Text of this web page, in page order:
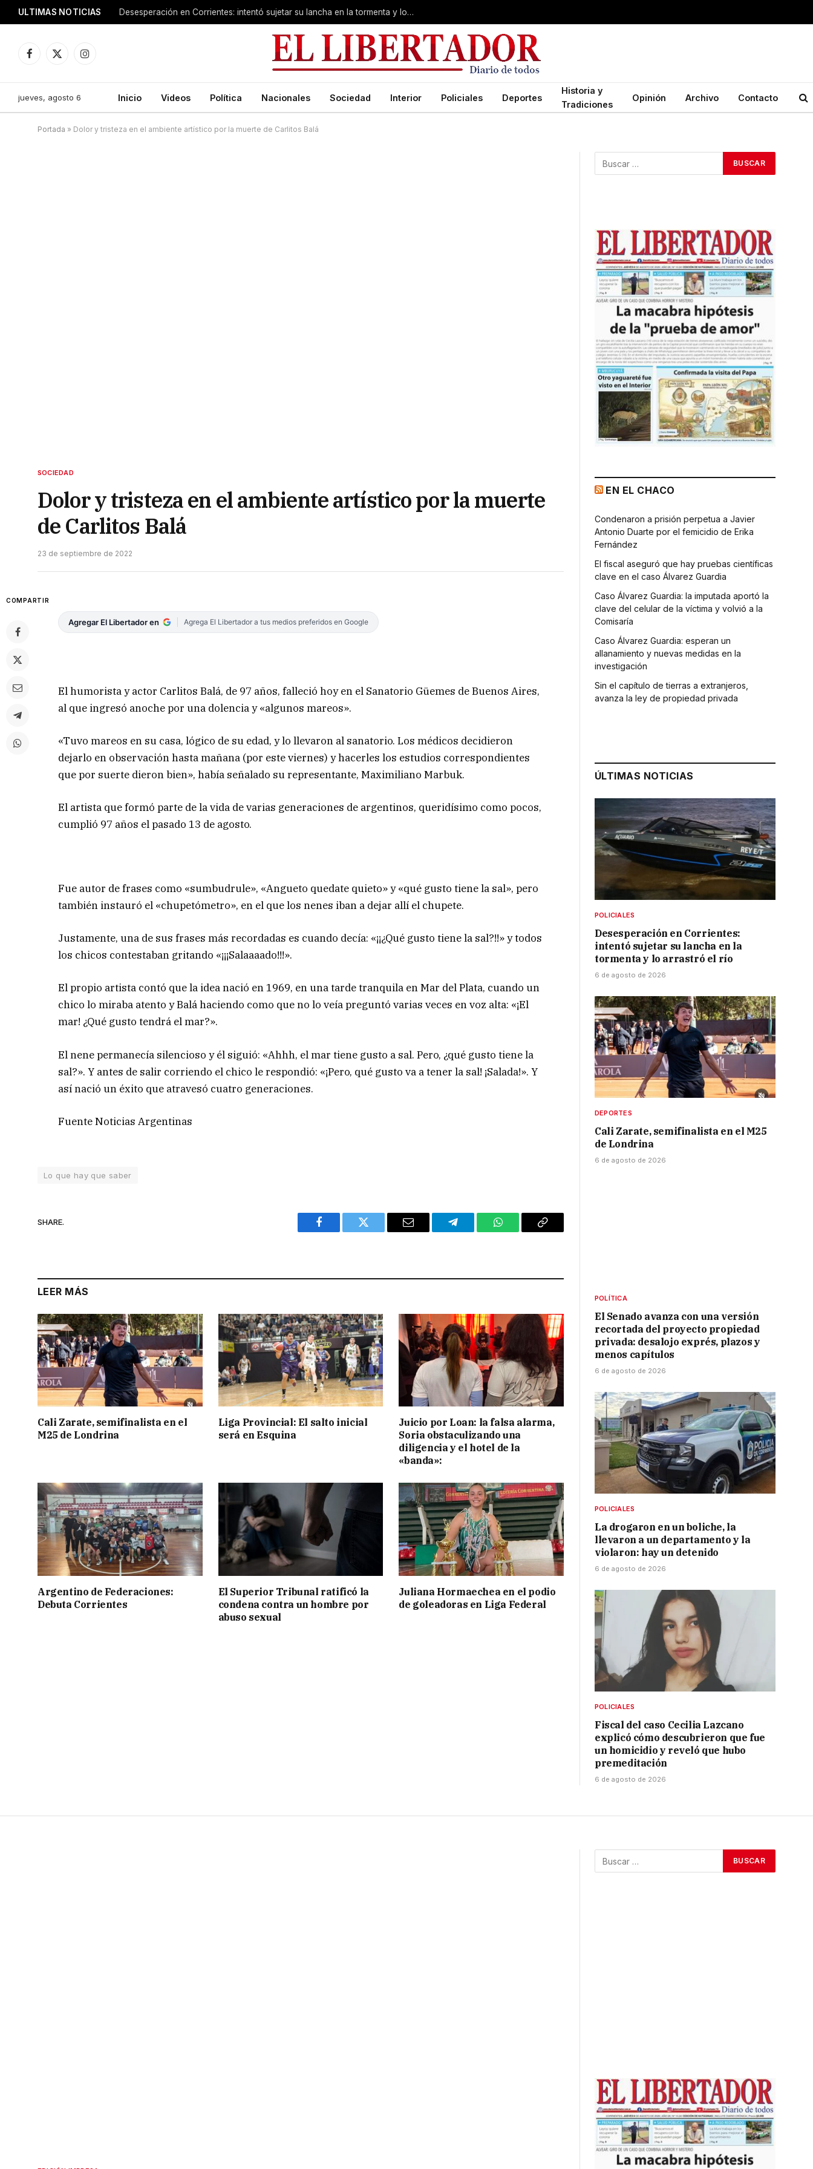
ULTIMAS NOTICIAS Desesperación en Corrientes: intentó sujetar su lancha en la tormenta y lo arrastró el río
Facebook
X
Instagram
jueves, agosto 6 Inicio Videos Política Nacionales Sociedad Interior Policiales Deportes
Historia y
Tradiciones
Opinión Archivo Contacto
Portada » Dolor y tristeza en el ambiente artístico por la muerte de Carlitos Balá
SOCIEDAD
Dolor y tristeza en el ambiente artístico por la muerte
de Carlitos Balá
23 de septiembre de 2022
COMPARTIR
Agregar El Libertador en Agrega El Libertador a tus medios preferidos en Google
El humorista y actor Carlitos Balá, de 97 años, falleció hoy en el Sanatorio Güemes de Buenos Aires,
al que ingresó anoche por una dolencia y «algunos mareos».
«Tuvo mareos en su casa, lógico de su edad, y lo llevaron al sanatorio. Los médicos decidieron
dejarlo en observación hasta mañana (por este viernes) y hacerles los estudios correspondientes
que por suerte dieron bien», había señalado su representante, Maximiliano Marbuk.
El artista que formó parte de la vida de varias generaciones de argentinos, queridísimo como pocos,
cumplió 97 años el pasado 13 de agosto.
Fue autor de frases como «sumbudrule», «Angueto quedate quieto» y «qué gusto tiene la sal», pero
también instauró el «chupetómetro», en el que los nenes iban a dejar allí el chupete.
Justamente, una de sus frases más recordadas es cuando decía: «¡¡¿Qué gusto tiene la sal?!!» y todos
los chicos contestaban gritando «¡¡¡Salaaaado!!!».
El propio artista contó que la idea nació en 1969, en una tarde tranquila en Mar del Plata, cuando un
chico lo miraba atento y Balá haciendo como que no lo veía preguntó varias veces en voz alta: «¡El
mar! ¿Qué gusto tendrá el mar?».
El nene permanecía silencioso y él siguió: «Ahhh, el mar tiene gusto a sal. Pero, ¿qué gusto tiene la
sal?». Y antes de salir corriendo el chico le respondió: «¡Pero, qué gusto va a tener la sal! ¡Salada!». Y
así nació un éxito que atravesó cuatro generaciones.
Fuente Noticias Argentinas
Lo que hay que saber
SHARE.
Facebook Twitter Email Telegram WhatsAppCopy
LEER MÁS
Cali Zarate, semifinalista en el
M25 de Londrina
Liga Provincial: El salto inicial
será en Esquina
Juicio por Loan: la falsa alarma,
Soria obstaculizando una
diligencia y el hotel de la
«banda»:
Argentino de Federaciones:
Debuta Corrientes
El Superior Tribunal ratificó la
condena contra un hombre por
abuso sexual
Juliana Hormaechea en el podio
de goleadoras en Liga Federal
EN EL CHACO
Condenaron a prisión perpetua a Javier
Antonio Duarte por el femicidio de Erika
Fernández
El fiscal aseguró que hay pruebas científicas
clave en el caso Álvarez Guardia
Caso Álvarez Guardia: la imputada aportó la
clave del celular de la víctima y volvió a la
Comisaría
Caso Álvarez Guardia: esperan un
allanamiento y nuevas medidas en la
investigación
Sin el capítulo de tierras a extranjeros,
avanza la ley de propiedad privada
ÚLTIMAS NOTICIAS
POLICIALES
Desesperación en Corrientes:
intentó sujetar su lancha en la
tormenta y lo arrastró el río
6 de agosto de 2026
DEPORTES
Cali Zarate, semifinalista en el M25
de Londrina
6 de agosto de 2026
POLÍTICA
El Senado avanza con una versión
recortada del proyecto propiedad
privada: desalojo exprés, plazos y
menos capítulos
6 de agosto de 2026
POLICIALES
La drogaron en un boliche, la
llevaron a un departamento y la
violaron: hay un detenido
6 de agosto de 2026
POLICIALES
Fiscal del caso Cecilia Lazcano
explicó cómo descubrieron que fue
un homicidio y reveló que hubo
premeditación
6 de agosto de 2026